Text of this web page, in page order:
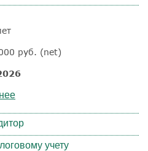
руб. (net)
учету